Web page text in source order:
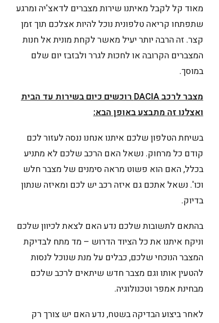
מאוד קל לקבל מאיתנו שירות מצברים לדאצ'יה ומרגע
שתפתחו קריאה טלפונית נוכל להיות אצלכם תוך זמן
קצר. זה הרבה יותר יעיל מאשר לקחת מונית אל חנות
המצברים הקרובה או לחכות לגרר ולבזבז יום שלם
במוסך.
מצבר לרכב DACIA רוכשים כיום בשירות עד הבית
ואצלנו זה מתבצע באופן הבא:
בשיחת הטלפון שלכם איתנו אנחנו ננסה לעזור לכם
קודם כל מרחוק. נשאל האם הרכב שלכם לא מתניע
בכלל, האם הוא פשוט מראה סימנים של מצבר חלש
וכו'. נשאל אתכם גם איזה רכב יש לכם ומאיזה שנתון
בדיוק.
בהתאם לתשובות שלכם נדע האם לצאת לכיוון שלכם
וניקח איתנו את כל הציוד הדרוש – מד מתח לבדיקת
המצבר הנוכחי שלכם, כבלים על מנת שנוכל לנסות
להטעין אותו וגם מצבר חדש שיתאים לרכב שלכם
מבחינת אמפר וטכנולוגיה.
לאחר ביצוע הבדיקה בשטח, נדע האם יש צורך רק